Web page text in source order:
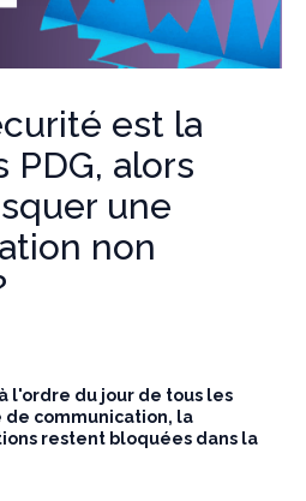
est la
PDG, alors
une
non
l'ordre du jour de tous les
de communication, la
restent bloquées dans la